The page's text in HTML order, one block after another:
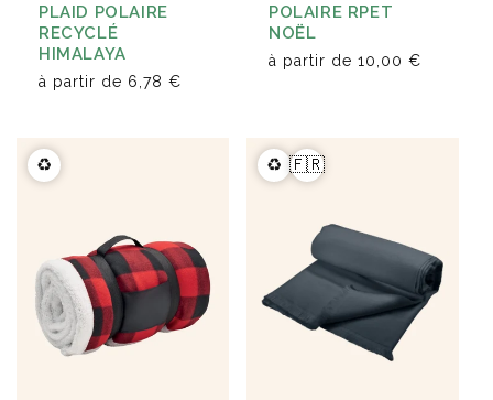
PLAID POLAIRE
RECYCLÉ
HIMALAYA
à partir de 6,78 €
POLAIRE RPET
NOËL
à partir de 10,00 €
♻️ ♻️ 🇫🇷